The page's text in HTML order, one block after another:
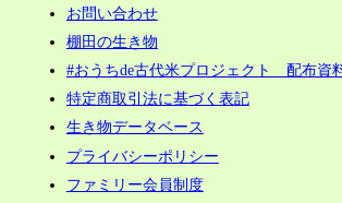
お問い合わせ
棚田の生き物
#おうちde古代米プロジェクト 配布資
特定商取引法に基づく表記
生き物データベース
プライバシーポリシー
ファミリー会員制度